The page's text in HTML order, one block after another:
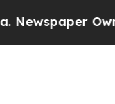
Owner Calls